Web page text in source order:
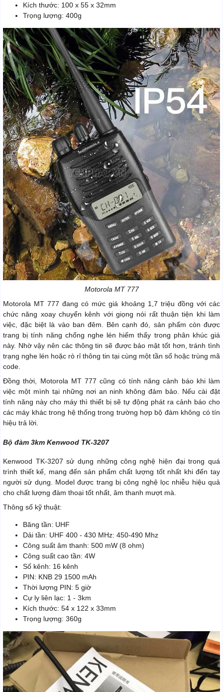
Kích thước: 100 x 55 x 32mm
Trọng lượng: 400g
Motorola MT 777
Motorola MT 777 đang có mức giá khoảng 1,7 triệu đồng với các
chức năng xoay chuyển kênh với giọng nói rất thuận tiện khi làm
việc, đặc biệt là vào ban đêm. Bên cạnh đó, sản phẩm còn được
trang bị tính năng chống nghe lén hiếm thấy trong phân khúc giá
này. Nhờ vậy nên các thông tin sẽ được bảo mật tốt hơn, tránh tình
trạng nghe lén hoặc rò rỉ thông tin tại cùng một tần số hoặc trùng mã
code.
Đồng thời, Motorola MT 777 cũng có tính năng cảnh báo khi làm
việc một mình tại những nơi an ninh không đảm bảo. Nếu cài đặt
tính năng này cho máy thì thiết bị sẽ tự động phát ra cảnh báo cho
các máy khác trong hệ thống trong trường hợp bộ đàm không có tín
hiệu trả lời.
Bộ đàm 3km Kenwood TK-3207
Kenwood TK-3207 sử dụng những công nghệ hiện đại trong quá
trình thiết kế, mang đến sản phẩm chất lượng tốt nhất khi đến tay
người sử dụng. Model được trang bị công nghệ lọc nhiễu hiệu quả
cho chất lượng đàm thoại tốt nhất, âm thanh mượt mà.
Thông số kỹ thuật:
Băng tần: UHF
Dải tần: UHF 400 - 430 MHz: 450-490 Mhz
Công suất âm thanh: 500 mW (8 ohm)
Công suất cao tần: 4W
Số kênh: 16 kênh
PIN: KNB 29 1500 mAh
Thời lượng PIN: 5 giờ
Cự ly liên lạc: 1 - 3km
Kích thước: 54 x 122 x 33mm
Trọng lượng: 360g